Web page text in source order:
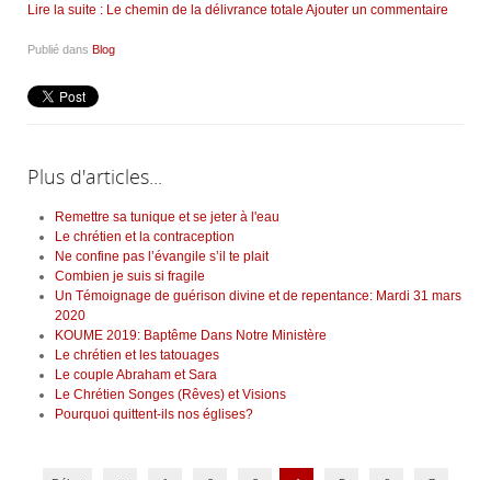
Lire la suite : Le chemin de la délivrance totale Ajouter un commentaire
Publié dans Blog
Plus d'articles...
Remettre sa tunique et se jeter à l'eau
Le chrétien et la contraception
Ne confine pas l’évangile s’il te plait
Combien je suis si fragile
Un Témoignage de guérison divine et de repentance: Mardi 31 mars
2020
KOUME 2019: Baptême Dans Notre Ministère
Le chrétien et les tatouages
Le couple Abraham et Sara
Le Chrétien Songes (Rêves) et Visions
Pourquoi quittent-ils nos églises?